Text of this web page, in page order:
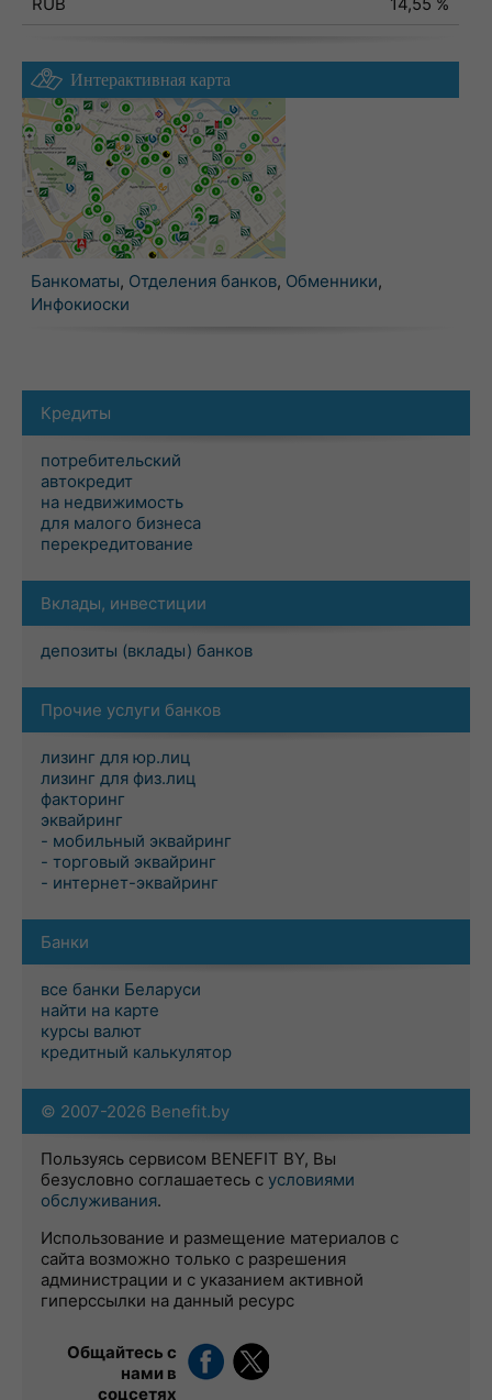
Интерактивная карта
Банкоматы, Отделения банков, Обменники,
Инфокиоски
Кредиты
потребительский
автокредит
на недвижимость
для малого бизнеса
перекредитование
Вклады, инвестиции
депозиты (вклады) банков
Прочие услуги банков
лизинг для юр.лиц
лизинг для физ.лиц
факторинг
эквайринг
- мобильный эквайринг
- торговый эквайринг
- интернет-эквайринг
Банки
все банки Беларуси
найти на карте
курсы валют
кредитный калькулятор
© 2007-2026 Benefit.by
Пользуясь сервисом BENEFIT BY, Вы
безусловно соглашаетесь с условиями
обслуживания.
Использование и размещение материалов с
сайта возможно только с разрешения
администрации и с указанием активной
гиперссылки на данный ресурс
Общайтесь с
нами в
соцсетях